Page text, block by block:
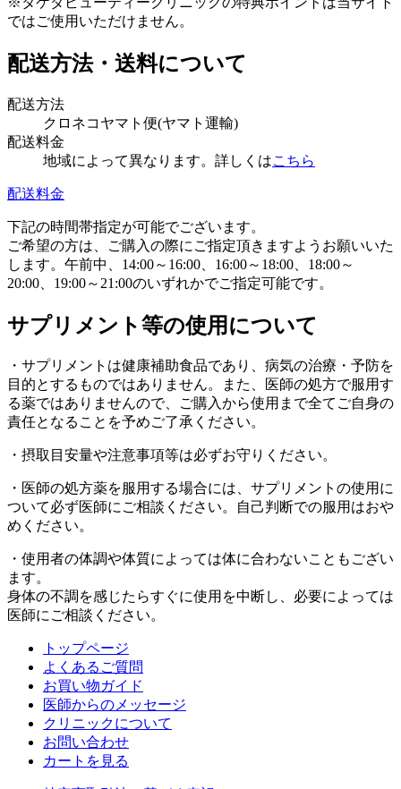
ではご使用いただけません。
配送方法・送料について
配送方法
クロネコヤマト便(ヤマト運輸)
配送料金
地域によって異なります。詳しくはこちら
配送料金
下記の時間帯指定が可能でございます。
ご希望の方は、ご購入の際にご指定頂きますようお願いいた
します。午前中、14:00～16:00、16:00～18:00、18:00～
20:00、19:00～21:00のいずれかでご指定可能です。
サプリメント等の使用について
・サプリメントは健康補助食品であり、病気の治療・予防を
目的とするものではありません。また、医師の処方で服用す
る薬ではありませんので、ご購入から使用まで全てご自身の
責任となることを予めご了承ください。
・摂取目安量や注意事項等は必ずお守りください。
・医師の処方薬を服用する場合には、サプリメントの使用に
ついて必ず医師にご相談ください。自己判断での服用はおや
めください。
・使用者の体調や体質によっては体に合わないこともござい
ます。
身体の不調を感じたらすぐに使用を中断し、必要によっては
医師にご相談ください。
トップページ
よくあるご質問
お買い物ガイド
医師からのメッセージ
クリニックについて
お問い合わせ
カートを見る